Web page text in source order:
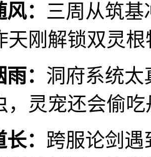
： 三周从筑基
天刚解锁双灵
： 洞府系统太
，灵宠还会偷吃
： 跨服论剑遇